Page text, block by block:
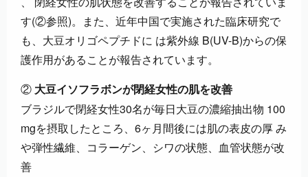
す(②参照)。また、近年中国で実施された臨床研究で
も、大豆オリゴペプチドに は紫外線 B(UV-B)からの保
護作用があることが報告されています。
② 大豆イソフラボンが閉経女性の肌を改善
ブラジルで閉経女性30名が毎日大豆の濃縮抽出物 100
mgを摂取したところ、6ヶ月間後には肌の表皮の厚 み
や弾性繊維、コラーゲン、シワの状態、血管状態が改
善